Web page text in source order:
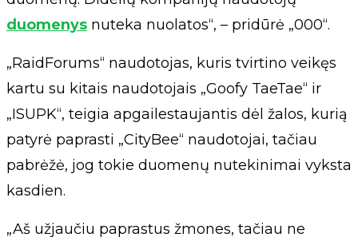
duomenys nuteka nuolatos“, – pridūrė „000“.
„RaidForums“ naudotojas, kuris tvirtino veikęs
kartu su kitais naudotojais „Goofy TaeTae“ ir
„ISUPK“, teigia apgailestaujantis dėl žalos, kurią
patyrė paprasti „CityBee“ naudotojai, tačiau
pabrėžė, jog tokie duomenų nutekinimai vyksta
kasdien.
„Aš užjaučiu paprastus žmones, tačiau ne